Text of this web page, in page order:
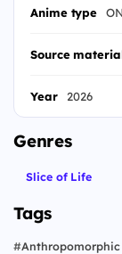
Anime type
Source
Year 2026
Genres
Slice of Life
Tags
#Anthropomorphic